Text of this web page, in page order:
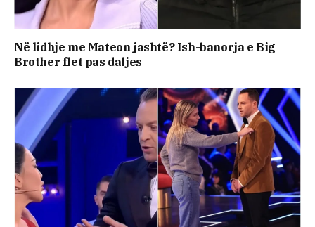
Në lidhje me Mateon jashtë? Ish-banorja e Big
Brother flet pas daljes